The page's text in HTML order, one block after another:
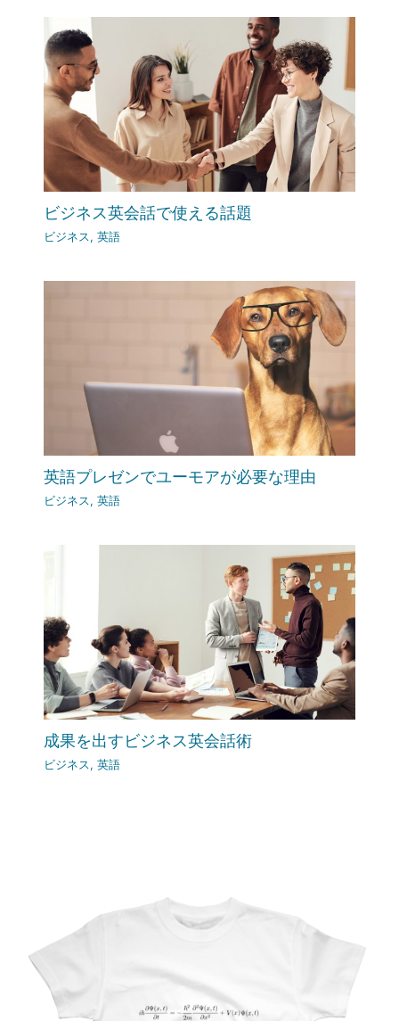
ビジネス英会話で使える話題
ビジネス ,英語
英語プレゼンでユーモアが必要な理由
ビジネス,英語
成果を出すビジネス英会話術
ビジネス,英語